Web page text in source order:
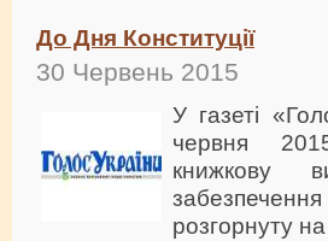
До Дня Конституції
30 Червень 2015
У газеті
червня
книжкову
розгорнуту